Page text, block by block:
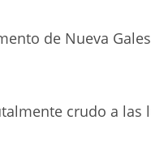
de Nueva
crudo a las